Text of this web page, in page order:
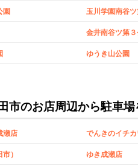
園 玉川学園南谷
金井南谷ツ第３
ゆうき山公園
市のお店周辺から駐車場
瀬店 でんきのイチカ
） ゆき成瀬店